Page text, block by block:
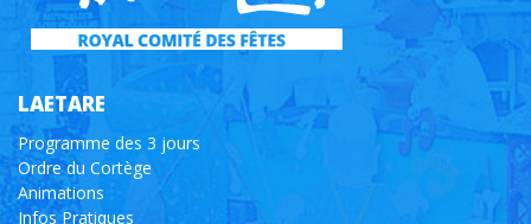
LAETARE
Programme des 3 jours
Ordre du Cortège
Animations
Infos Pratiques